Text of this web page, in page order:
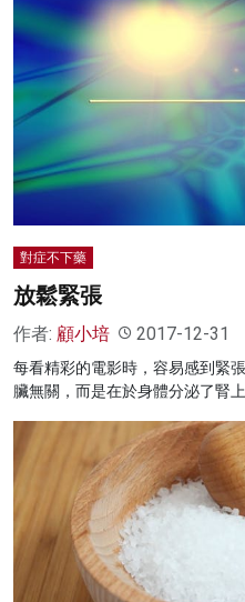
對症不下藥
放鬆緊張
作者: 顧小培 2017-12-31
每看精彩的電影時，容易感到緊
臟無關，而是在於身體分泌了腎上